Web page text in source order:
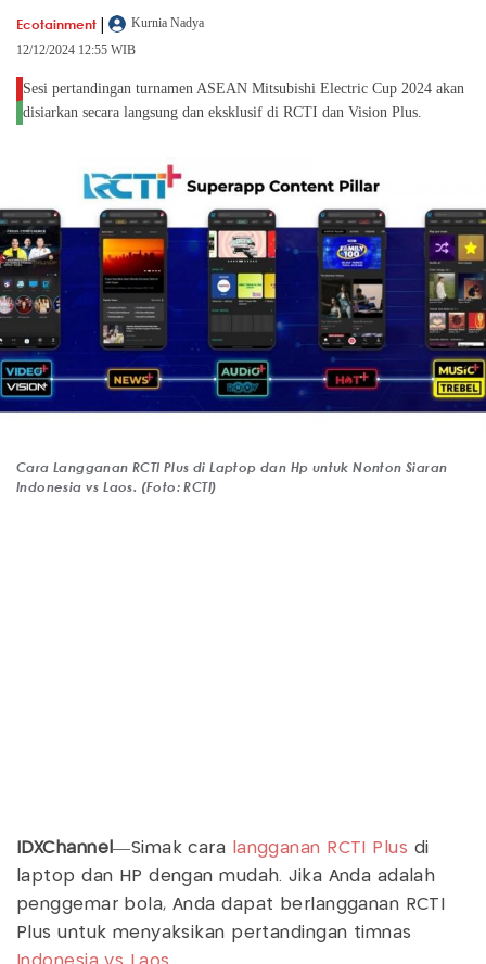
Ecotainment |
Kurnia Nadya
12/12/2024 12:55 WIB
Sesi pertandingan turnamen ASEAN Mitsubishi Electric Cup 2024 akan
disiarkan secara langsung dan eksklusif di RCTI dan Vision Plus.
Cara Langganan RCTI Plus di Laptop dan Hp untuk Nonton Siaran
Indonesia vs Laos. (Foto: RCTI)
IDXChannel—Simak cara langganan RCTI Plus di
laptop dan HP dengan mudah. Jika Anda adalah
penggemar bola, Anda dapat berlangganan RCTI
Plus untuk menyaksikan pertandingan timnas